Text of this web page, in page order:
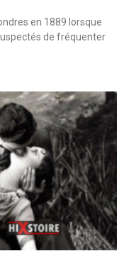
en 1889 lorsque
de fréquenter